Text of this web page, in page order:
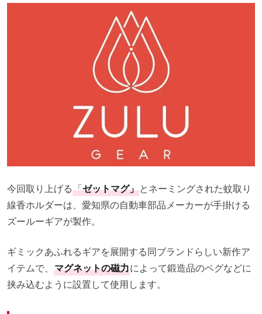
今回取り上げる「ゼットマグ」とネーミングされた蚊取り
線香ホルダーは、愛知県の自動車部品メーカーが手掛ける
ズールーギアが製作。
ギミックあふれるギアを展開する同ブランドらしい新作ア
イテムで、 マグネットの磁力によって鍛造品のペグなどに
挟み込むように設置して使用します。